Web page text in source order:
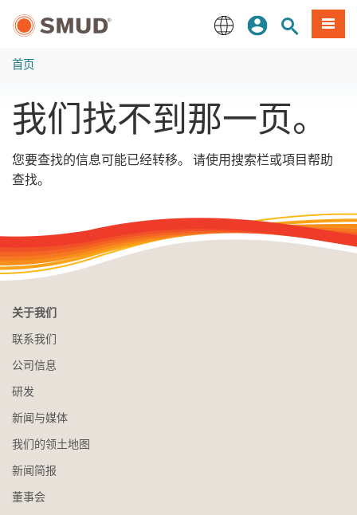
登录网站搜索
項目
首页
我们找不到那一页。
您要查找的信息可能已经转移。 请使用搜索栏或項目帮助
查找。
关于我们
联系我们
公司信息
研发
新闻与媒体
我们的领土地图
新闻简报
董事会